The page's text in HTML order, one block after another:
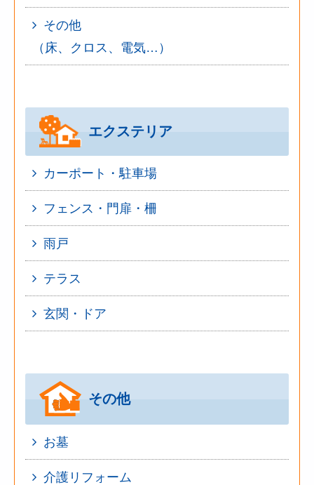
その他
（床、クロス、電気…）
エクステリア
カーポート・駐車場
フェンス・門扉・柵
雨戸
テラス
玄関・ドア
その他
お墓
介護リフォーム